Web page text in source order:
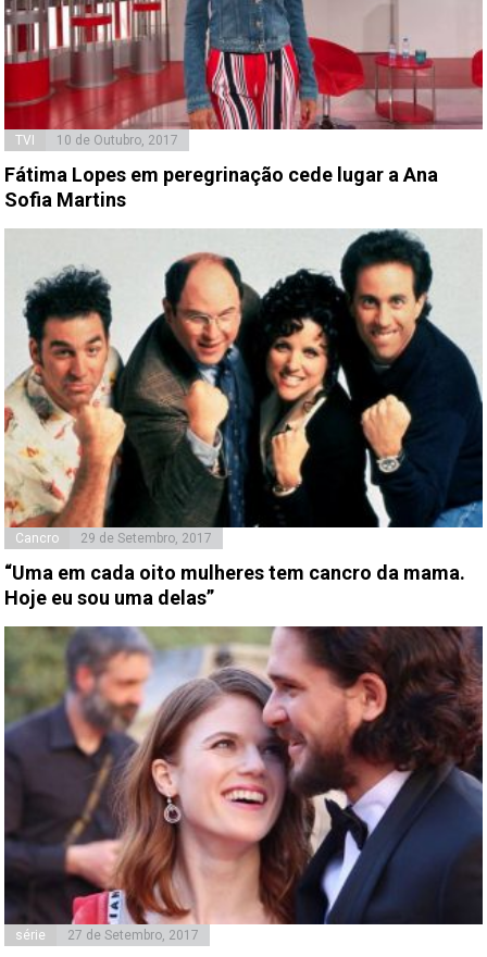
TVI 10 de Outubro, 2017
Fátima Lopes em peregrinação cede lugar a Ana
Sofia Martins
Cancro 29 de Setembro, 2017
“Uma em cada oito mulheres tem cancro da mama.
Hoje eu sou uma delas”
série 27 de Setembro, 2017